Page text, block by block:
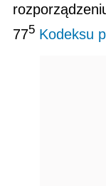
775 Kodeksu